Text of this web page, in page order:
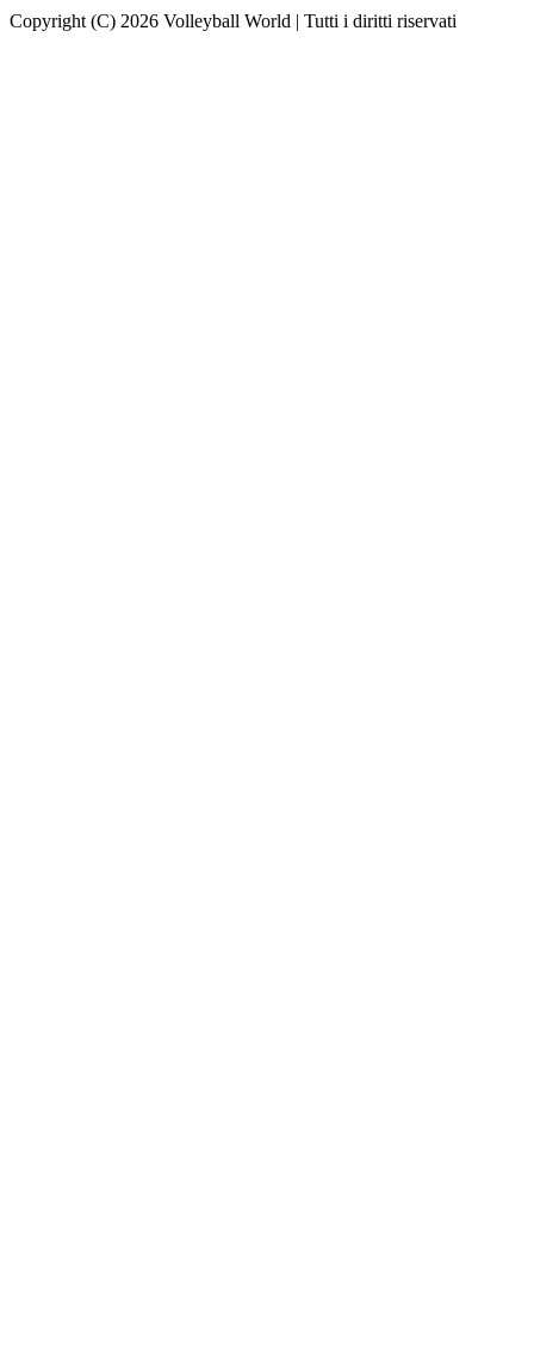
Copyright (C) 2026 Volleyball World | Tutti i diritti riservati